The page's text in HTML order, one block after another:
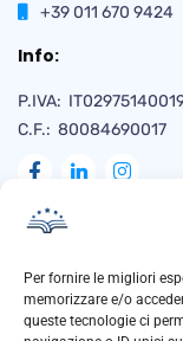
Per fornire le migliori
memorizzare e/o
queste tecnologie ci
+39 011 670 9424
Info:
P.IVA:
C.F.: 80084690017
Naviga